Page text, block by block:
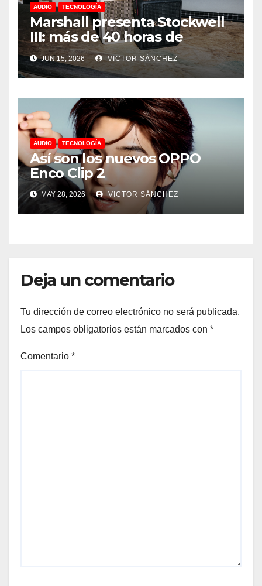
AUDIO TECNOLOGÍA
Marshall presenta Stockwell
III: más de 40 horas de
música y sonido 360°
JUN 15, 2026 VICTOR SÁNCHEZ
AUDIO TECNOLOGÍA
Así son los nuevos OPPO
Enco Clip 2
MAY 28, 2026 VICTOR SÁNCHEZ
Deja un comentario
Tu dirección de correo electrónico no será publicada.
Los campos obligatorios están marcados con *
Comentario *